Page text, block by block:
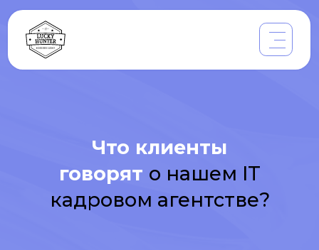
Что клиенты
говорят о нашем IT
кадровом агентстве?
1Feed Finalyst